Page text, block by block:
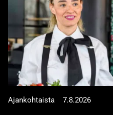
Ajankohtaista 7.8.2026